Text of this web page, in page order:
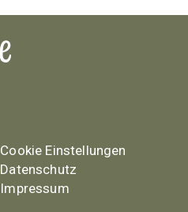
Cookie Einstellungen
Datenschutz
Impressum